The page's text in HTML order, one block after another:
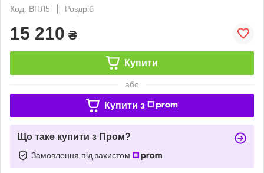
Код: ВПЛ5
Роздріб
15 210 ₴
Купити
або
Купити з
Що таке купити з Пром?
Замовлення під захистом